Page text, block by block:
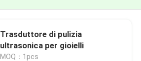
Trasduttore di pulizia
ultrasonica per gioielli
MOQ：1pcs